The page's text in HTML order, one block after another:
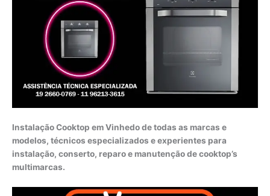
Instalação Cooktop em Vinhedo de todas as marcas e
modelos, técnicos especializados e experientes para
instalação, conserto, reparo e manutenção de cooktop’s
multimarcas.